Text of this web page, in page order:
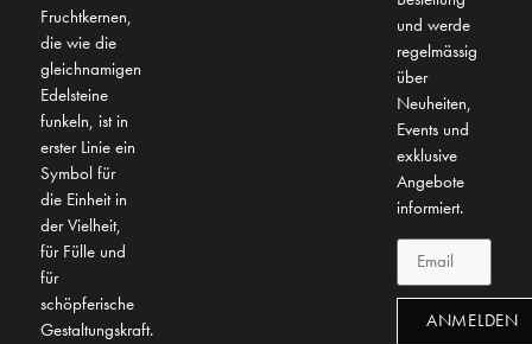
Fruchtkernen,
die wie die
gleichnamigen
Edelsteine
funkeln, ist in
erster Linie ein
Symbol für
die Einheit in
der Vielheit,
für Fülle und
für
schöpferische
Gestaltungskraft.
und werde
regelmässig
über
Neuheiten,
Events und
exklusive
Angebote
informiert.
ANMELDEN